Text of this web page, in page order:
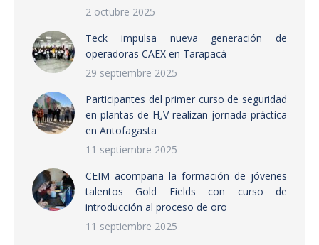
2 octubre 2025
Teck impulsa nueva generación de
operadoras CAEX en Tarapacá
29 septiembre 2025
Participantes del primer curso de seguridad
en plantas de H₂V realizan jornada práctica
en Antofagasta
11 septiembre 2025
CEIM acompaña la formación de jóvenes
talentos Gold Fields con curso de
introducción al proceso de oro
11 septiembre 2025